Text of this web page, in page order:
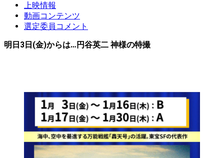
上映情報
動画コンテンツ
選定委員コメント
明日3日(金)からは…円谷英二 神様の特撮